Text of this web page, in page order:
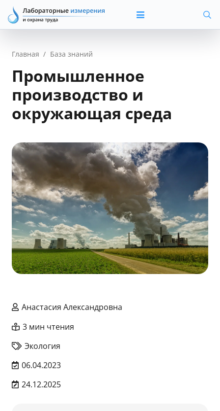
Главная / База знаний
Промышленное
производство и
окружающая среда
Анастасия Александровна
3 мин чтения
Экология
06.04.2023
24.12.2025